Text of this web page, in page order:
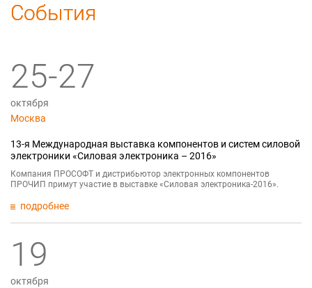
События
25-27
октября
Москва
13-я Международная выставка компонентов и систем силовой
электроники «Силовая электроника – 2016»
Компания ПРОСОФТ и дистрибьютор электронных компонентов
ПРОЧИП примут участие в выставке «Силовая электроника-2016».
подробнее
19
октября